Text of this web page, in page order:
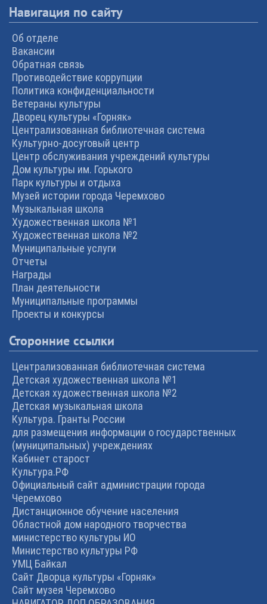
Навигация по сайту
Об отделе
Вакансии
Обратная связь
Противодействие коррупции
Политика конфиденциальности
Ветераны культуры
Дворец культуры «Горняк»
Централизованная библиотечная система
Культурно-досуговый центр
Центр обслуживания учреждений культуры
Дом культуры им. Горького
Парк культуры и отдыха
Музей истории города Черемхово
Музыкальная школа
Художественная школа №1
Художественная школа №2
Муниципальные услуги
Отчеты
Награды
План деятельности
Муниципальные программы
Проекты и конкурсы
Сторонние ссылки
Централизованная библиотечная система
Детская художественная школа №1
Детская художественная школа №2
Детская музыкальная школа
Культура. Гранты России
для размещения информации о государственных
(муниципальных) учреждениях
Кабинет старост
Культура.РФ
Официальный сайт администрации города
Черемхово
Дистанционное обучение населения
Областной дом народного творчества
министерство культуры ИО
Министерство культуры РФ
УМЦ Байкал
Сайт Дворца культуры «Горняк»
Сайт музея Черемхово